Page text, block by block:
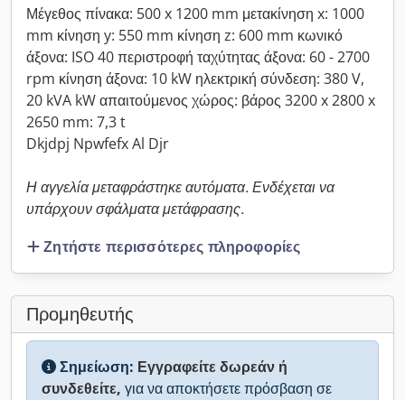
Μέγεθος πίνακα: 500 x 1200 mm μετακίνηση x: 1000
mm κίνηση y: 550 mm κίνηση z: 600 mm κωνικό
άξονα: ISO 40 περιστροφή ταχύτητας άξονα: 60 - 2700
rpm κίνηση άξονα: 10 kW ηλεκτρική σύνδεση: 380 V,
20 kVA kW απαιτούμενος χώρος: βάρος 3200 x 2800 x
2650 mm: 7,3 t
Dkjdpj Npwfefx Al Djr
Η αγγελία μεταφράστηκε αυτόματα. Ενδέχεται να
υπάρχουν σφάλματα μετάφρασης.
Ζητήστε περισσότερες πληροφορίες
Προμηθευτής
Σημείωση: Εγγραφείτε δωρεάν ή
συνδεθείτε, για να αποκτήσετε πρόσβαση σε